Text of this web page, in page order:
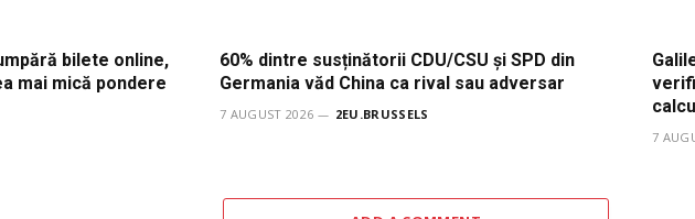
bilete online,
mai mică pondere
60% dintre susținătorii CDU/CSU și SPD din
Germania văd China ca rival sau adversar
7 AUGUST 2026 2EU.BRUSSELS
7